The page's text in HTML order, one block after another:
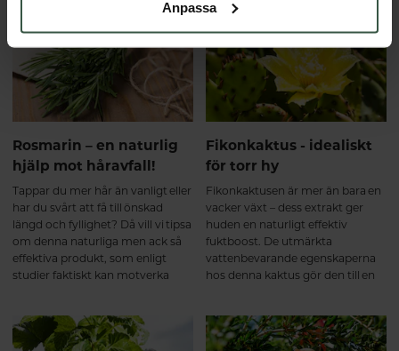
Anpassahudvård - och kan även ge kost-
din behandling. Här kan du
botanisera och välja bland alla
härliga behandlingar.
Rosmarin – en naturlig
hjälp mot håravfall!
Tappar du mer hår än vanligt eller
har du svårt att få till önskad
längd och fyllighet? Då vill vi tipsa
om denna naturliga men ack så
effektiva produkt, som enligt
studier faktiskt kan motverka
Fikonkaktus - idealiskt
för torr hy
Fikonkaktusen är mer än bara en
vacker växt – dess extrakt ger
huden en naturligt effektiv
fuktboost. De utmärkta
vattenbevarande egenskaperna
hos denna kaktus gör den till en